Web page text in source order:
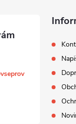
vseprov